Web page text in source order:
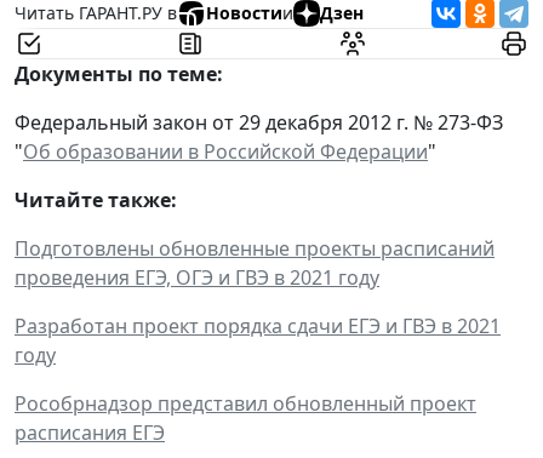
Читать ГАРАНТ.РУ в
Новостии Дзен
Документы по теме:
Федеральный закон от 29 декабря 2012 г. № 273-ФЗ
"Об образовании в Российской Федерации"
Читайте также:
Подготовлены обновленные проекты расписаний
проведения ЕГЭ, ОГЭ и ГВЭ в 2021 году
Разработан проект порядка сдачи ЕГЭ и ГВЭ в 2021
году
Рособрнадзор представил обновленный проект
расписания ЕГЭ